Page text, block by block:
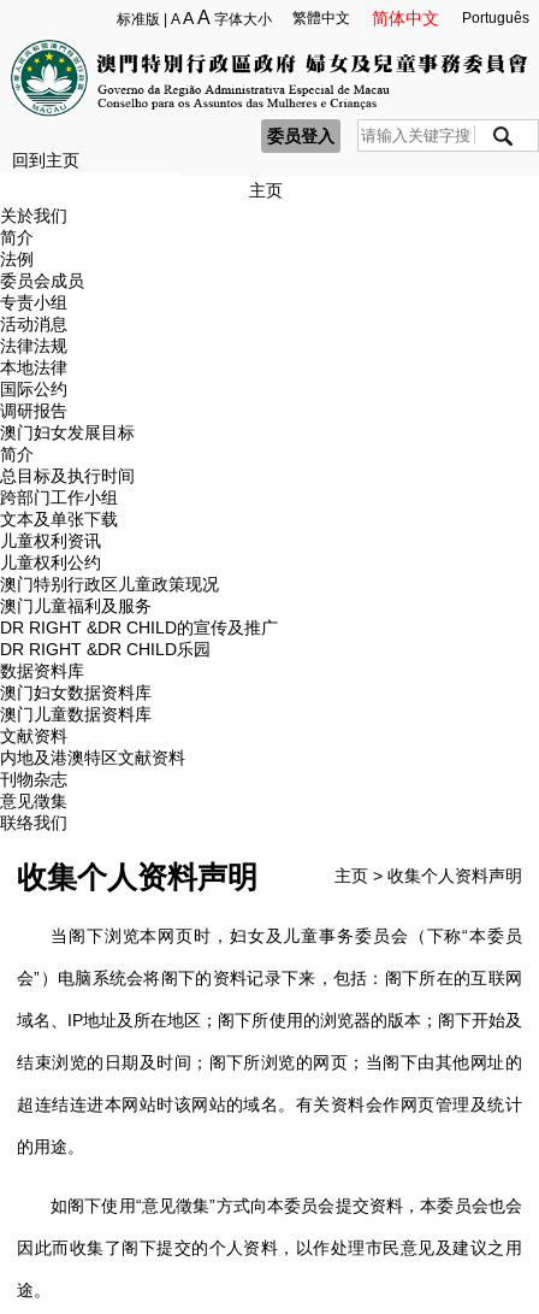
Português
简体中文
繁體中文
标准版 |A A A 字体大小
回到主页
委员登入
主页
关於我们
简介
法例
委员会成员
专责小组
活动消息
法律法规
本地法律
国际公约
调研报告
澳门妇女发展目标
简介
总目标及执行时间
跨部门工作小组
文本及单张下载
儿童权利资讯
儿童权利公约
澳门特别行政区儿童政策现况
澳门儿童福利及服务
DR RIGHT &DR CHILD的宣传及推广
DR RIGHT &DR CHILD乐园
数据资料库
澳门妇女数据资料库
澳门儿童数据资料库
文献资料
内地及港澳特区文献资料
刊物杂志
意见徵集
联络我们
收集个人资料声明 主页> 收集个人资料声明
当阁下浏览本网页时，妇女及儿童事务委员会（下称“本委员
会”）电脑系统会将阁下的资料记录下来，包括：阁下所在的互联网
域名、IP地址及所在地区；阁下所使用的浏览器的版本；阁下开始及
结束浏览的日期及时间；阁下所浏览的网页；当阁下由其他网址的
超连结连进本网站时该网站的域名。有关资料会作网页管理及统计
的用途。
如阁下使用“意见徵集”方式向本委员会提交资料，本委员会也会
因此而收集了阁下提交的个人资料，以作处理市民意见及建议之用
途。